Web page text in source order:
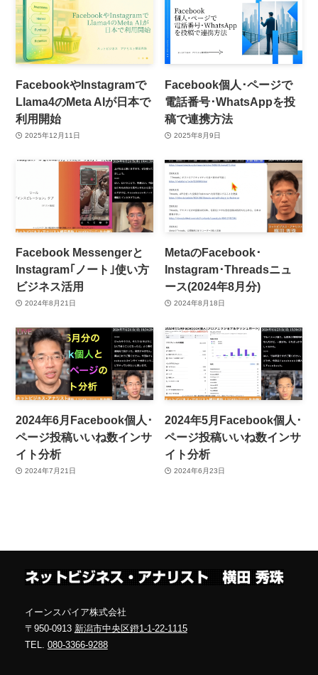
FacebookやInstagramで
Llama4のMeta AIが日本で
利用開始
2025年12月11日
Facebook個人･ページで
電話番号･WhatsAppを投
稿で連携方法
2025年8月9日
Facebook Messengerと
Instagram｢ノート｣使い方
ビジネス活用
2024年8月21日
MetaのFacebook･
Instagram･Threadsニュ
ース(2024年8月分)
2024年8月18日
2024年6月Facebook個人･
ページ投稿いいね数インサ
イト分析
2024年7月21日
2024年5月Facebook個人･
ページ投稿いいね数インサ
イト分析
2024年6月23日
イーンスパイア株式会社
〒950-0913 新潟市中央区鐙1-1-22-1115
TEL. 080-3366-9288